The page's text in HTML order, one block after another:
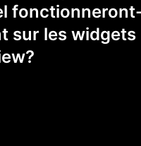
sur les widgets